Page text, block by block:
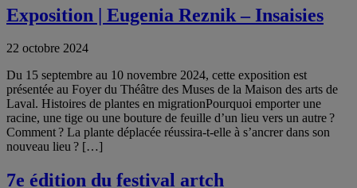
Exposition | Eugenia Reznik – Insaisies
22 octobre 2024
Du 15 septembre au 10 novembre 2024, cette exposition est
présentée au Foyer du Théâtre des Muses de la Maison des arts de
Laval. Histoires de plantes en migrationPourquoi emporter une
racine, une tige ou une bouture de feuille d’un lieu vers un autre ?
Comment ? La plante déplacée réussira-t-elle à s’ancrer dans son
nouveau lieu ? […]
7e édition du festival artch